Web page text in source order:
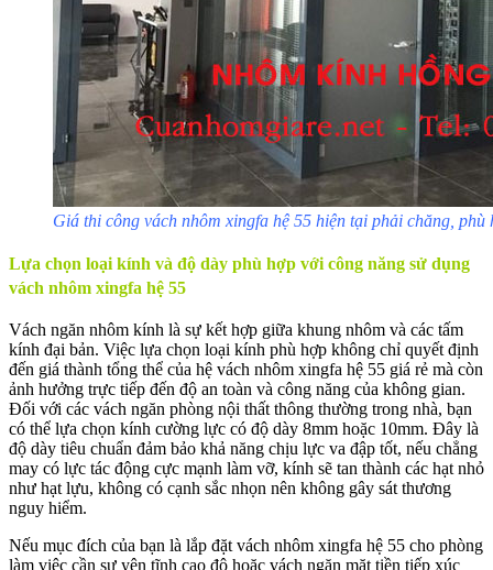
Giá thi công vách nhôm xingfa hệ 55 hiện tại phải chăng,
Lựa chọn loại kính và độ dày phù hợp với công năng sử dụng
vách nhôm xingfa hệ 55
Vách ngăn nhôm kính là sự kết hợp giữa khung nhôm và các tấm
kính đại bản. Việc lựa chọn loại kính phù hợp không chỉ quyết định
đến giá thành tổng thể của hệ vách nhôm xingfa hệ 55 giá rẻ mà còn
ảnh hưởng trực tiếp đến độ an toàn và công năng của không gian.
Đối với các vách ngăn phòng nội thất thông thường trong nhà, bạn
có thể lựa chọn kính cường lực có độ dày 8mm hoặc 10mm. Đây là
độ dày tiêu chuẩn đảm bảo khả năng chịu lực va đập tốt, nếu chẳng
may có lực tác động cực mạnh làm vỡ, kính sẽ tan thành các hạt nhỏ
như hạt lựu, không có cạnh sắc nhọn nên không gây sát thương
nguy hiểm.
Nếu mục đích của bạn là lắp đặt vách nhôm xingfa hệ 55 cho phòng
làm việc cần sự yên tĩnh cao độ hoặc vách ngăn mặt tiền tiếp xúc